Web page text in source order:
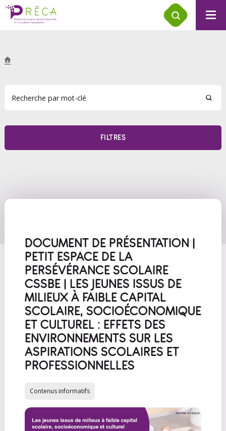
FILTRES
DOCUMENT DE PRÉSENTATION |
PETIT ESPACE DE LA
PERSÉVÉRANCE SCOLAIRE
CSSBE | LES JEUNES ISSUS DE
MILIEUX À FAIBLE CAPITAL
SCOLAIRE, SOCIOÉCONOMIQUE
ET CULTUREL : EFFETS DES
ENVIRONNEMENTS SUR LES
ASPIRATIONS SCOLAIRES ET
PROFESSIONNELLES
Contenus informatifs